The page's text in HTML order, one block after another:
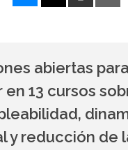
abiertas para
en 13 cursos
y reducción de